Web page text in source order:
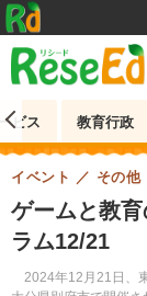
ビス 教育行政
ゲームと教
ラム12/21
2024年12月21日、
イベント その他